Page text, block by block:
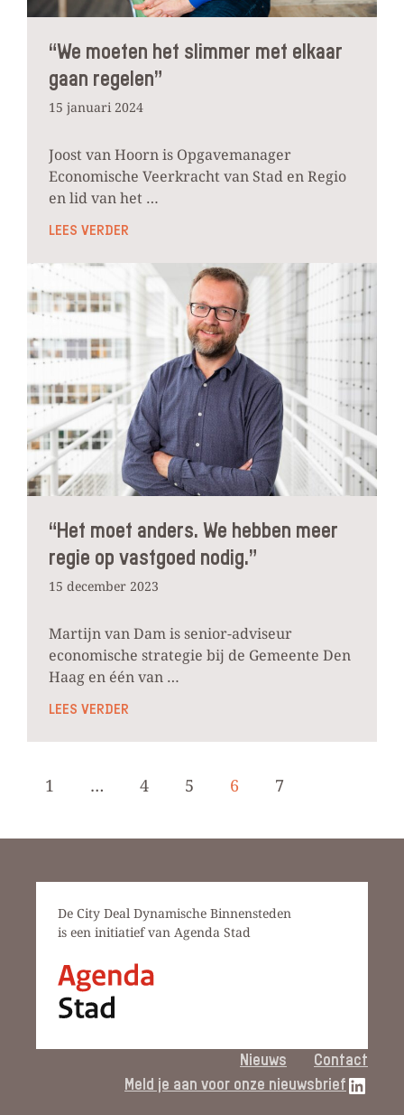
“We moeten het slimmer met elkaar
gaan regelen”
15 januari 2024
Joost van Hoorn is Opgavemanager
Economische Veerkracht van Stad en Regio
en lid van het …
LEES VERDER
“Het moet anders. We hebben meer
regie op vastgoed nodig.”
15 december 2023
Martijn van Dam is senior-adviseur
economische strategie bij de Gemeente Den
Haag en één van …
LEES VERDER
1 … 4 5 6 7
De City Deal Dynamische Binnensteden
is een initiatief van Agenda Stad
Nieuws
Contact
Meld je aan voor onze nieuwsbriefLinkedIn link